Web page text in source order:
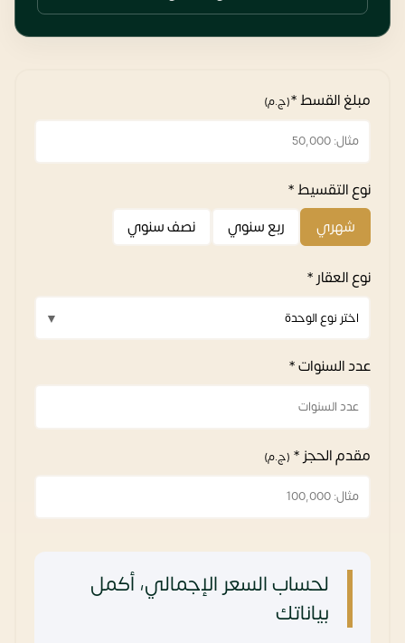
مبلغ القسط *(ج.م)
نوع التقسيط *
شهري
ربع سنوي نصف سنوي
نوع العقار *
عدد السنوات *
مقدم الحجز * (ج.م)
لحساب السعر الإجمالي، أكمل
بياناتك